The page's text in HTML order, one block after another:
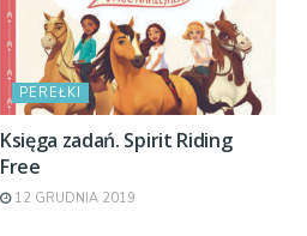
PEREŁKI
Księga zadań. Spirit Riding
Free
12 GRUDNIA 2019